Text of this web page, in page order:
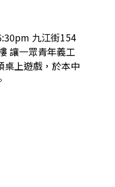
九江街154
讓一眾青年義工
桌上遊戲，於本中